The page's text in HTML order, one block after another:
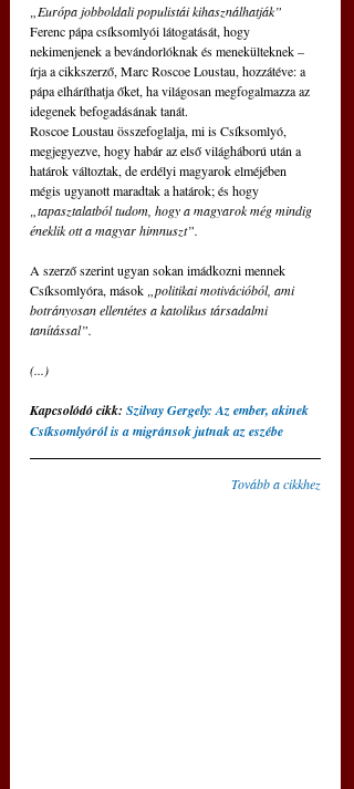
„Európa jobboldali populistái kihasználhatják”
Ferenc pápa csíksomlyói látogatását, hogy
nekimenjenek a bevándorlóknak és menekülteknek –
írja a cikkszerző, Marc Roscoe Loustau, hozzátéve: a
pápa elháríthatja őket, ha világosan megfogalmazza az
idegenek befogadásának tanát.
Roscoe Loustau összefoglalja, mi is Csíksomlyó,
megjegyezve, hogy habár az első világháború után a
határok változtak, de erdélyi magyarok elméjében
mégis ugyanott maradtak a határok; és hogy
„tapasztalatból tudom, hogy a magyarok még mindig
éneklik ott a magyar himnuszt”.
A szerző szerint ugyan sokan imádkozni mennek
Csíksomlyóra, mások
„politikai motivációból, ami
botrányosan ellentétes a katolikus társadalmi
tanítással”.
(...)
Kapcsolódó cikk: Szilvay Gergely: Az ember, akinek
Csíksomlyóról is a migránsok jutnak az eszébe
Tovább a cikkhez